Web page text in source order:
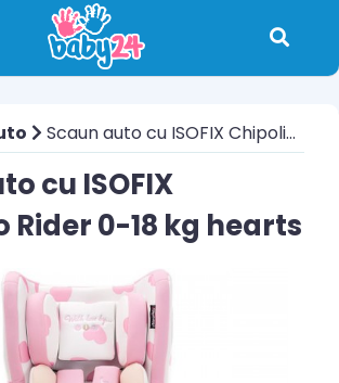
Scaun auto cu ISOFIX Chipolino Rider 0-18 kg hearts
cu ISOFIX
Rider 0-18 kg hearts